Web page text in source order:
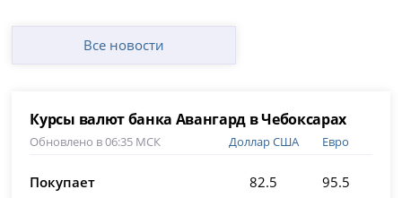
Все новости
Курсы валют банка Авангард в Чебоксарах
Обновлено в 06:35 МСК Доллар США Евро
Покупает 82.5
95.5